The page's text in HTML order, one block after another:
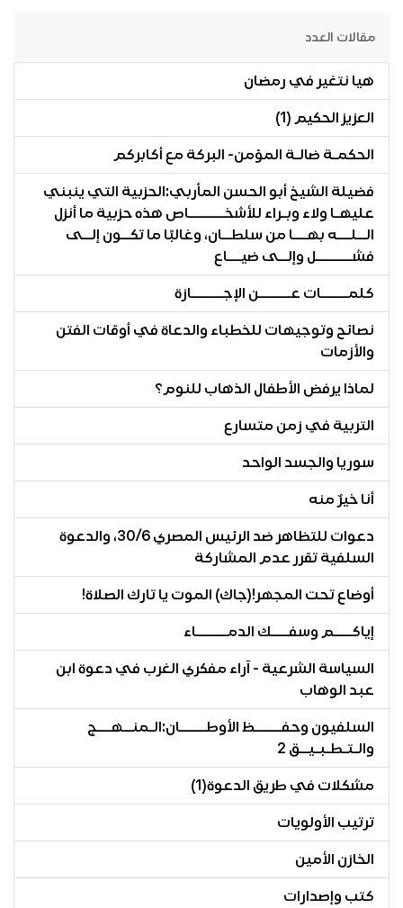
مقالات العدد
هيا نتغير في رمضان
العزيز الحكيم (1)
الحكمـة ضالـة المؤمن- البركة مع أكابركم
فضيلة الشيخ أبو الحسن المأربي:الحزبية التي ينبني
عليهـا ولاء وبـراء للأشخــــــــاص هذه حزبية ما أنزل
الــلـــه بهـــا من سلطــان، وغالبًا ما تكــون إلــى
فشــــــــل وإلــى ضيـــاع
كلمــــــات عـــــــن الإجـــــــازة
نصائح وتوجيهات للخطباء والدعاة في أوقات الفتن
والأزمات
لماذا يرفض الأطفال الذهاب للنوم؟
التربية في زمن متسارع
سوريا والجسد الواحد
أنا خيرٌ منه
دعوات للتظاهر ضد الرئيس المصري 30/6، والدعوة
السلفية تقرر عدم المشاركة
أوضاع تحت المجهر!(جاك) الموت يا تارك الصلاة!
إياكــــم وسفــــك الدمـــــــاء
السياسة الشرعية - آراء مفكري الغرب في دعوة ابن
عبد الوهاب
السلفيون وحفــــــظ الأوطــــــان:الـمنــهـــج
والـتـطـبـيــق 2
مشكلات في طريق الدعوة(1)
ترتيب الأولويات
الخازن الأمين
كتب وإصدارات